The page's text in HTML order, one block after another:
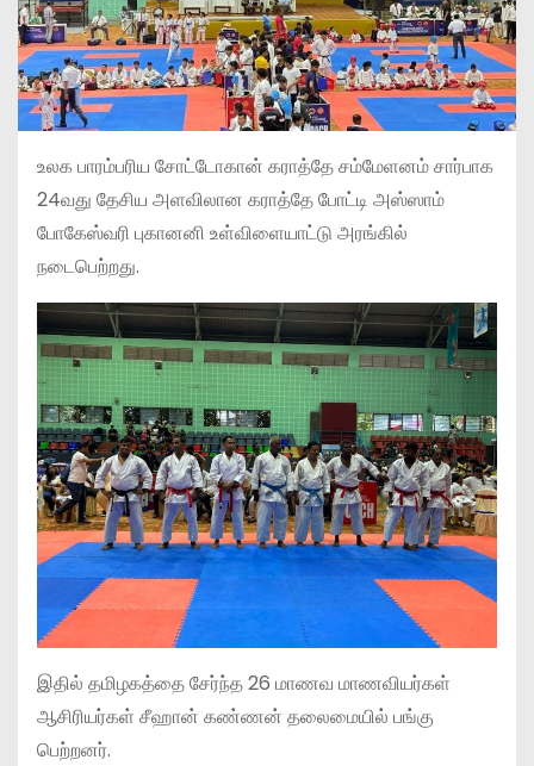
உலக பாரம்பரிய சோட்டோகான் கராத்தே சம்மேளனம் சார்பாக
24வது தேசிய அளவிலான கராத்தே போட்டி அஸ்ஸாம்
போகேஸ்வரி புகானனி உள்விளையாட்டு அரங்கில்
நடைபெற்றது.
இதில் தமிழகத்தை சேர்ந்த 26 மாணவ மாணவியர்கள்
ஆசிரியர்கள் சீஹான் கண்ணன் தலைமையில் பங்கு
பெற்றனர்.